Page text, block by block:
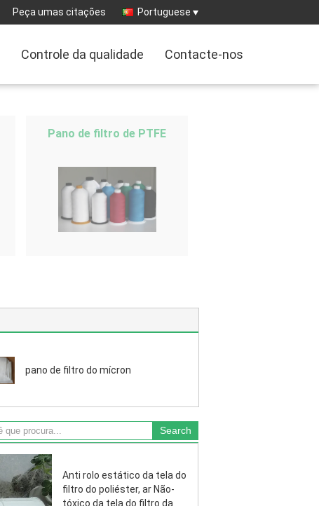
Peça umas citações Portuguese
Controle da qualidade Contacte-nos
Pano de filtro de PTFE
pano de filtro do mícron
Anti rolo estático da tela do
filtro do poliéster, ar Não-
tóxico da tela do filtro da